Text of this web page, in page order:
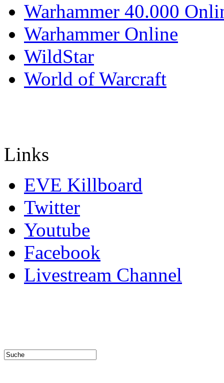
Warhammer 40.000
Warhammer Online
WildStar
World of Warcraft
Links
EVE Killboard
Twitter
Youtube
Facebook
Livestream Channel